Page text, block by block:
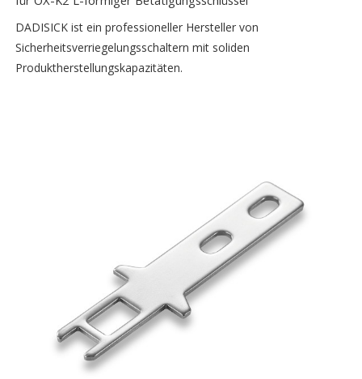
DADISICK ist ein professioneller Hersteller von
Sicherheitsverriegelungsschaltern mit soliden
Produktherstellungskapazitäten.